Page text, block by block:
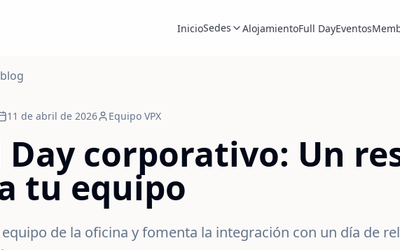
InicioSedes AlojamientoFull DayEventos
11 de abril de 2026 Equipo VPX
Day corporativo: Un
tu equipo
equipo de la oficina y fomenta la integración con un día de